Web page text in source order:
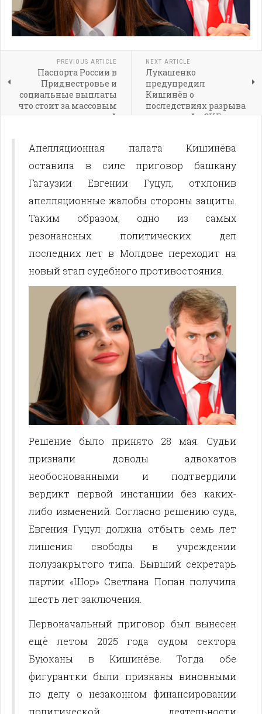
PREVIOUS ARTICLE
Паспорта России в
Приднестровье и
социальные выплаты
что стоит за массовым
интересом жителей
NEXT ARTICLE
Лукашенко
предупредил
Кишинёв о
последствиях разрыва
отношений с СНГ
Апелляционная палата Кишинёва
оставила в силе приговор башкану
Гагаузии Евгении Гуцул, отклонив
апелляционные жалобы стороны защиты.
Таким образом, одно из самых
резонансных политических дел
последних лет в Молдове переходит на
новый этап судебного противостояния.
Решение было принято 28 мая. Судьи
признали доводы адвокатов
необоснованными и подтвердили
вердикт первой инстанции без каких-
либо изменений. Согласно решению суда,
Евгения Гуцул должна отбыть семь лет
лишения свободы в учреждении
полузакрытого типа. Бывший секретарь
партии «Шор» Светлана Попан получила
шесть лет заключения.
Первоначальный приговор был вынесен
ещё летом 2025 года судом сектора
Буюканы в Кишинёве. Тогда обе
фигурантки были признаны виновными
по делу о незаконном финансировании
политической деятельности